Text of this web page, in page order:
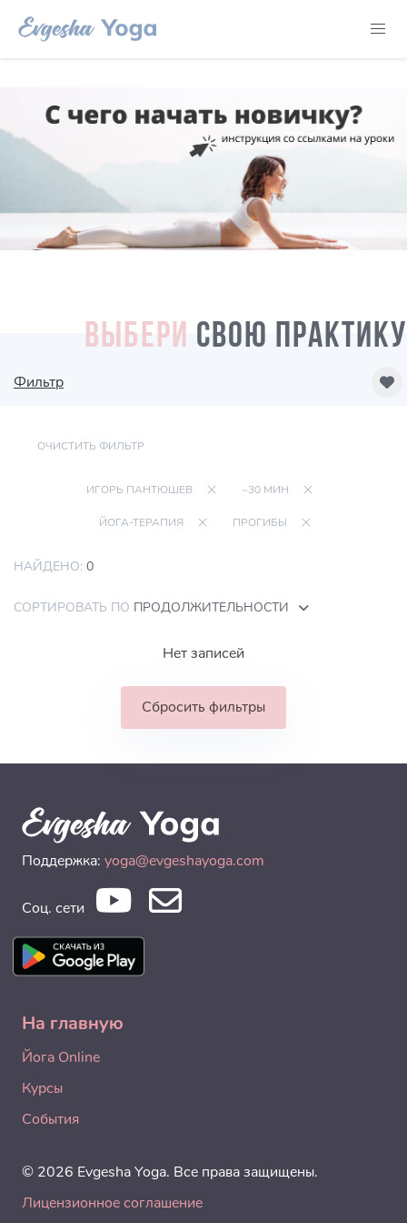
ВЫБЕРИ СВОЮ ПРАКТИКУ
Фильтр
ОЧИСТИТЬ ФИЛЬТР
ИГОРЬ ПАНТЮШЕВ ~30 МИН
ЙОГА-ТЕРАПИЯ ПРОГИБЫ
НАЙДЕНО: 0
СОРТИРОВАТЬ ПО ПРОДОЛЖИТЕЛЬНОСТИ
Нет записей
Сбросить фильтры
Поддержка: yoga@evgeshayoga.com
Соц. сети
На главную
Йога Online
Курсы
События
© 2026 Evgesha Yoga. Все права защищены.
Лицензионное соглашение